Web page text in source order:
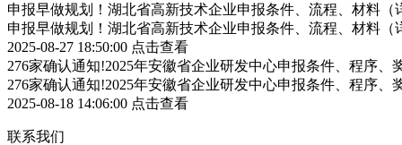
申报早做规划！湖北省高新技术企业申报条件、流程、材料（
申报早做规划！湖北省高新技术企业申报条件、流程、材料（
2025-08-27 18:50:00 点击查看
276家确认通知!2025年安徽省企业研发中心申报条件、程序、
276家确认通知!2025年安徽省企业研发中心申报条件、程序、
2025-08-18 14:06:00 点击查看
联系我们